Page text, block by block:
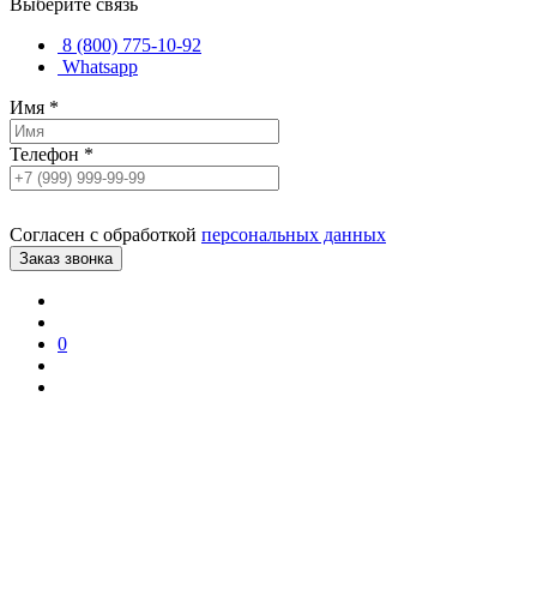
8 (800) 775-10-92
Whatsapp
Имя *
Телефон *
Согласен с обработкой персональных данных
0